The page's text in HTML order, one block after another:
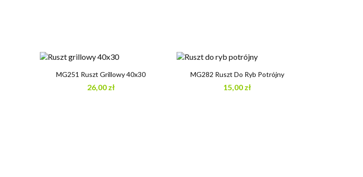
 Szybki podgląd
MG251 Ruszt Grillowy 40x30
26,00 zł
Szybki podgląd
MG282 Ruszt Do Ryb Potrójny
15,00 zł